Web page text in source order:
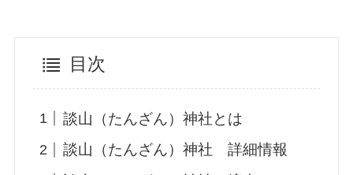
目次
談山（たんざん）神社とは
談山（たんざん）神社 詳細情報